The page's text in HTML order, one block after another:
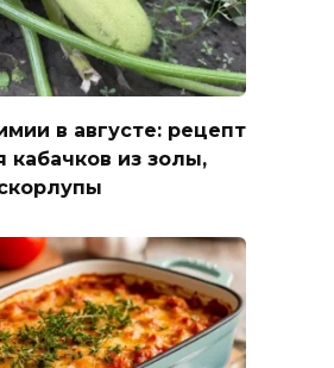
в августе: рецепт
кабачков из золы,